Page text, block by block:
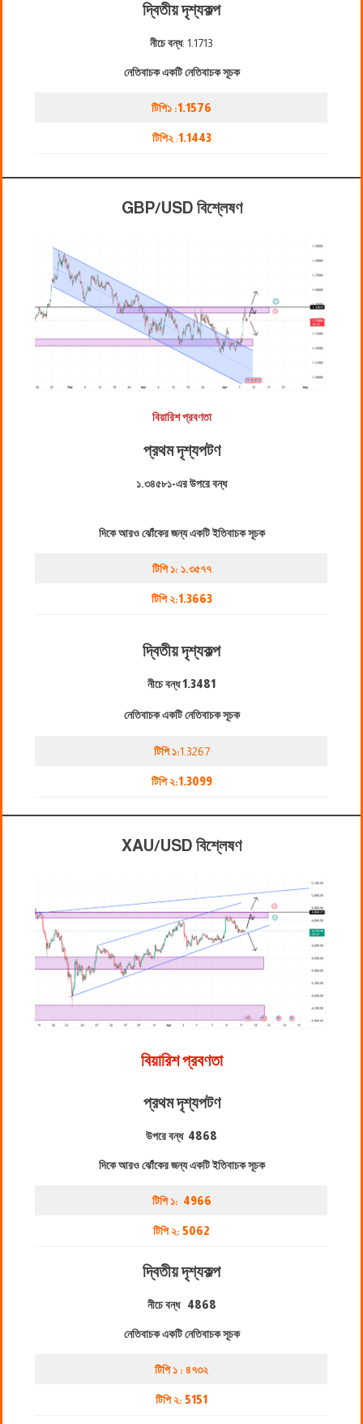
দ্বিতীয় দৃশ্যকল্প
নীচে বন্ধ: 1.1713
নেতিবাচক একটি নেতিবাচক সূচক
টিপি১ :1.1576
টিপি২ :1.1443
GBP/USD বিশ্লেষণ
বিয়ারিশ প্রবণতা
প্রথম দৃশ্যপটণ
১.৩৪৫৮১-এর উপরে বন্ধ
দিকে আরও ঝোঁকের জন্য একটি ইতিবাচক সূচক
টিপি ১: ১.৩৫৭৭
টিপি ২:1.3663
দ্বিতীয় দৃশ্যকল্প
নীচে বন্ধ1.3481
নেতিবাচক একটি নেতিবাচক সূচক
টিপি ১:1.3267
টিপি ২:1.3099
XAU/USD বিশ্লেষণ
বিয়ারিশ প্রবণতা
প্রথম দৃশ্যপটণ
উপরে বন্ধ 4868
দিকে আরও ঝোঁকের জন্য একটি ইতিবাচক সূচক
টিপি ১: 4966
টিপি ২: 5062
দ্বিতীয় দৃশ্যকল্প
নীচে বন্ধ 4868
নেতিবাচক একটি নেতিবাচক সূচক
টিপি ১ : ৪৭৩২
টিপি ২: 5151